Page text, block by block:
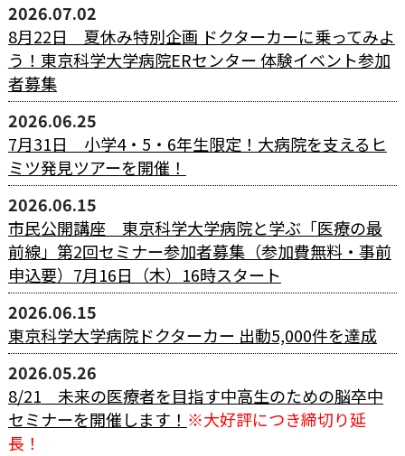
2026.07.02
8月22日 夏休み特別企画 ドクターカーに乗ってみよ
う！東京科学大学病院ERセンター 体験イベント参加
者募集
2026.06.25
7月31日 小学4・5・6年生限定！大病院を支えるヒ
ミツ発見ツアーを開催！
2026.06.15
市民公開講座 東京科学大学病院と学ぶ「医療の最
前線」第2回セミナー参加者募集（参加費無料・事前
申込要）7月16日（木）16時スタート
2026.06.15
東京科学大学病院ドクターカー 出動5,000件を達成
2026.05.26
8/21 未来の医療者を目指す中高生のための脳卒中
セミナーを開催します！ ※大好評につき締切り延
長！